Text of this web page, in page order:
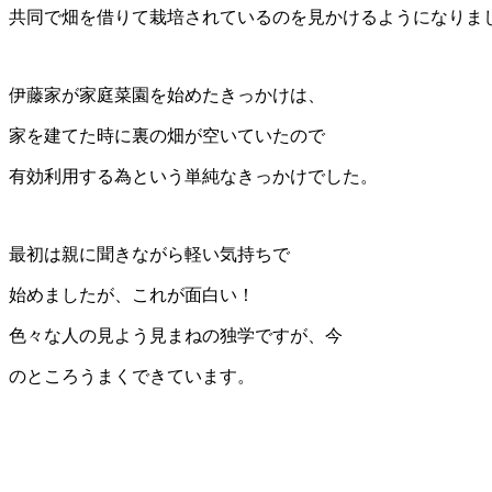
共同で畑を借りて栽培されているのを見かけるようになりま
伊藤家が家庭菜園を始めたきっかけは、
家を建てた時に裏の畑が空いていたので
有効利用する為という単純なきっかけでした。
最初は親に聞きながら軽い気持ちで
始めましたが、これが面白い！
色々な人の見よう見まねの独学ですが、今
のところうまくできています。